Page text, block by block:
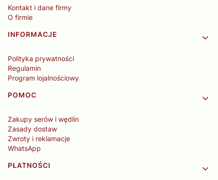
Kontakt i dane firmy
O firmie
INFORMACJE
Polityka prywatności
Regulamin
Program lojalnościowy
POMOC
Zakupy serów i wędlin
Zasady dostaw
Zwroty i reklamacje
WhatsApp
PŁATNOŚCI